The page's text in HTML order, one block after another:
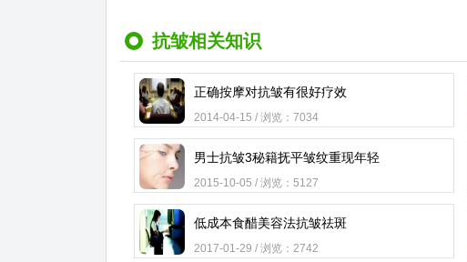
抗皱相关知识
正确按摩对抗皱有很好疗效
2014-04-15 / 浏览：7034
男士抗皱3秘籍抚平皱纹重现年轻
2015-10-05 / 浏览：5127
低成本食醋美容法抗皱祛斑
2017-01-29 / 浏览：2742